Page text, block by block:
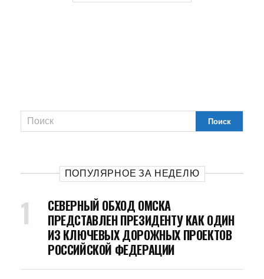
ПОПУЛЯРНОЕ ЗА НЕДЕЛЮ
СЕВЕРНЫЙ ОБХОД ОМСКА
ПРЕДСТАВЛЕН ПРЕЗИДЕНТУ КАК ОДИН
ИЗ КЛЮЧЕВЫХ ДОРОЖНЫХ ПРОЕКТОВ
РОССИЙСКОЙ ФЕДЕРАЦИИ